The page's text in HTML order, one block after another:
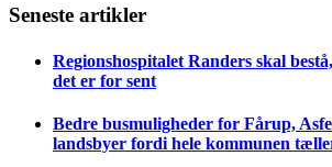
Seneste artikler
Regionshospitalet Randers skal
det er for sent
Bedre busmuligheder for Fårup,
landsbyer fordi hele kommunen